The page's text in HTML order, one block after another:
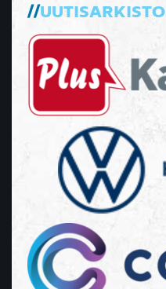
UUTISARKISTO